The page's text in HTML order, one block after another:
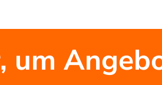
um